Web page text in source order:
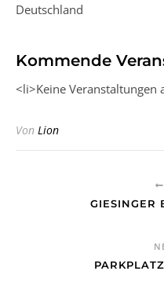
Deutschland
Kommende
<li>Keine Veranstaltungen
Von Lion
GIESINGER